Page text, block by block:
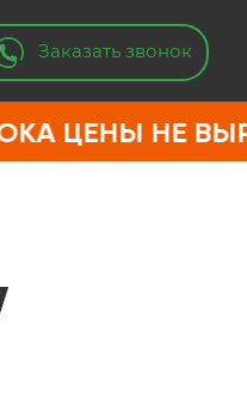
Заказать звонок
НЕ ВЫРОСЛИ